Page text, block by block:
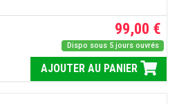
99,00 €
Dispo sous 5 jours ouvrés
AJOUTER AU PANIER